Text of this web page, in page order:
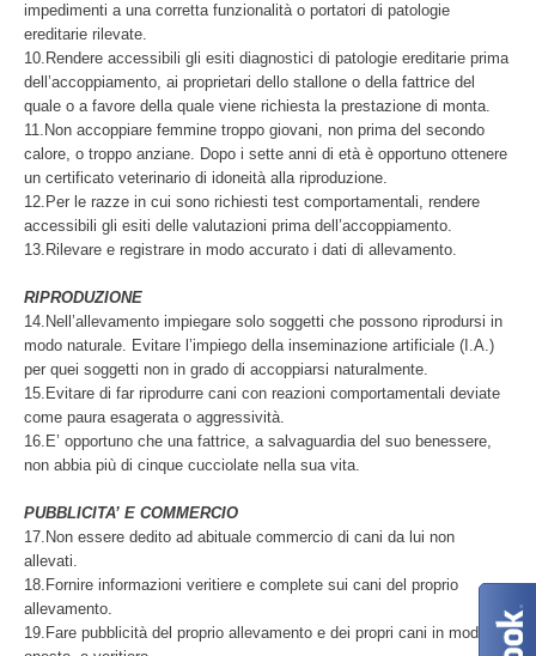
impedimenti a una corretta funzionalità o portatori di patologie
ereditarie rilevate.
10.Rendere accessibili gli esiti diagnostici di patologie ereditarie prima
dell’accoppiamento, ai proprietari dello stallone o della fattrice del
quale o a favore della quale viene richiesta la prestazione di monta.
11.Non accoppiare femmine troppo giovani, non prima del secondo
calore, o troppo anziane. Dopo i sette anni di età è opportuno ottenere
un certificato veterinario di idoneità alla riproduzione.
12.Per le razze in cui sono richiesti test comportamentali, rendere
accessibili gli esiti delle valutazioni prima dell’accoppiamento.
13.Rilevare e registrare in modo accurato i dati di allevamento.
RIPRODUZIONE
14.Nell’allevamento impiegare solo soggetti che possono riprodursi in
modo naturale. Evitare l’impiego della inseminazione artificiale (I.A.)
per quei soggetti non in grado di accoppiarsi naturalmente.
15.Evitare di far riprodurre cani con reazioni comportamentali deviate
come paura esagerata o aggressività.
16.E’ opportuno che una fattrice, a salvaguardia del suo benessere,
non abbia più di cinque cucciolate nella sua vita.
PUBBLICITA’ E COMMERCIO
17.Non essere dedito ad abituale commercio di cani da lui non
allevati.
18.Fornire informazioni veritiere e complete sui cani del proprio
allevamento.
19.Fare pubblicità del proprio allevamento e dei propri cani in modo